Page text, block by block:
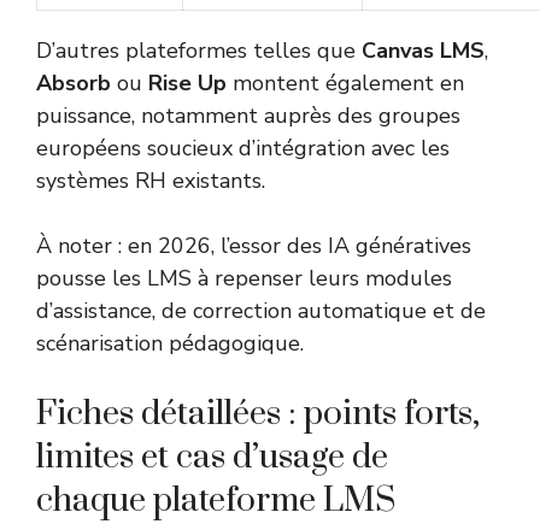
D’autres plateformes telles que Canvas LMS,
Absorb ou Rise Up montent également en
puissance, notamment auprès des groupes
européens soucieux d’intégration avec les
systèmes RH existants.
À noter : en 2026, l’essor des IA génératives
pousse les LMS à repenser leurs modules
d’assistance, de correction automatique et de
scénarisation pédagogique.
Fiches détaillées : points forts,
limites et cas d’usage de
chaque plateforme LMS